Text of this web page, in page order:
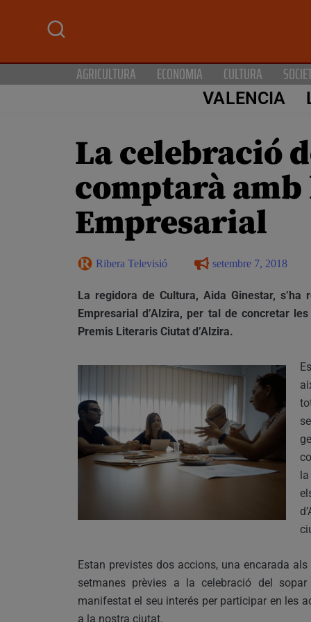
AGRICULTURA ECONOMIA CULTURA
VALENCIA
La celebració
comptarà amb
Empresarial
Ribera Televisió setembre 7, 2018
La regidora de Cultura, Aida Ginestar,
Empresarial d’Alzira, per tal de concretar
Premis Literaris Ciutat d’Alzira.
Estan previstes dos accions, una encarada
setmanes prèvies a la celebració del
manifestat el seu interés per participar en les
a la nostra ciutat.